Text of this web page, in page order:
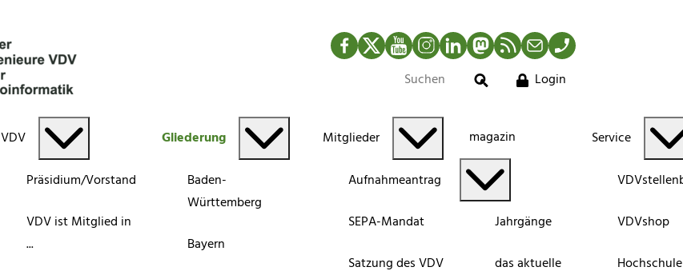
Facebook
TwitterYouTubeInstagram
LinkedInMastodonRSS-Newsfeed
MailTelefon
Suche
Login
VDV
Präsidium/Vorstand
VDV ist Mitglied in
...
Gliederung
Baden-
Württemberg
Bayern
Mitglieder
Aufnahmeantrag
SEPA-Mandat
Satzung des VDV
magazin
Jahrgänge
das aktuelle
Service
VDVshop